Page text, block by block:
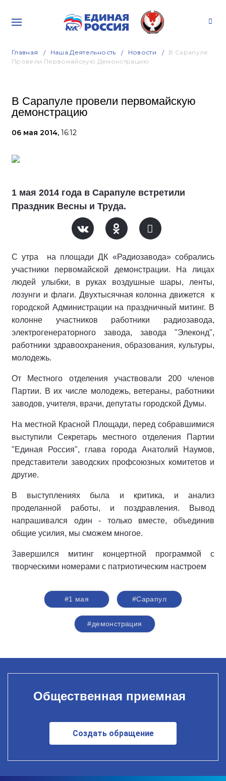
Главная Наша Деятельность Новости
В Сарапуле
Провели Первомайскую Демонстрацию
В Сарапуле провели первомайскую
демонстрацию
06 мая 2014, 16:12
1 мая 2014 года в Сарапуле встретили
Праздник Весны и Труда.
С утра на площади ДК «Радиозавода» собрались
участники первомайской демонстрации. На лицах
людей улыбки, в руках воздушные шары, ленты,
лозунги и флаги. Двухтысячная колонна движется к
городской Администрации на праздничный митинг. В
колонне участников работники радиозавода,
электрогенераторного завода, завода "Элеконд",
работники здравоохранения, образования, культуры,
молодежь.
От Местного отделения участвовали 200 членов
Партии. В их числе молодежь, ветераны, работники
заводов, учителя, врачи, депутаты городской Думы.
На местной Красной Площади, перед собравшимися
выступили Секретарь местного отделения Партии
"Единая Россия", глава города Анатолий Наумов,
представители заводских профсоюзных комитетов и
другие.
В выступлениях была и критика, и анализ
проделанной работы, и поздравления. Вывод
напрашивался один - только вместе, объединив
общие усилия, мы сможем многое.
Завершился митинг концертной программой с
творческими номерами с патриотическим настроем
#1 мая #Сарапул
#демонстрация
Общественная приемная
Создать обращение